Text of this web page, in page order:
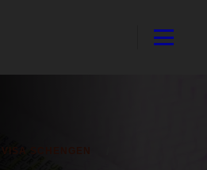
VISA SCHENGEN